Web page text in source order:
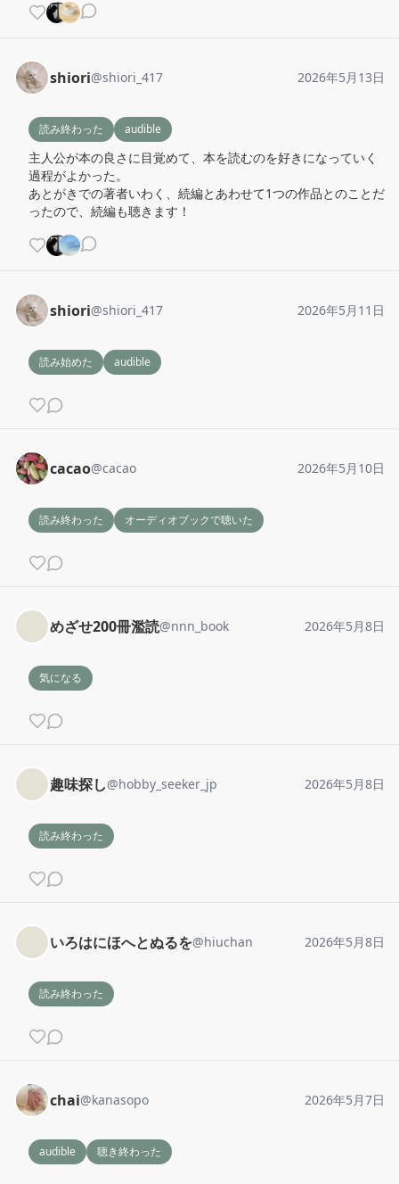
shiori@shiori_417 2026年5月13日
読み終わった audible
主人公が本の良さに目覚めて、本を読むのを好きになっていく
過程がよかった。
あとがきでの著者いわく、続編とあわせて1つの作品とのことだ
ったので、続編も聴きます！
shiori@shiori_417 2026年5月11日
読み始めた audible
cacao@cacao 2026年5月10日
読み終わった オーディオブックで聴いた
めざせ200冊濫読@nnn_book 2026年5月8日
気になる
趣味探し@hobby_seeker_jp 2026年5月8日
読み終わった
いろはにほへとぬるを@hiuchan 2026年5月8日
読み終わった
chai@kanasopo 2026年5月7日
audible 聴き終わった